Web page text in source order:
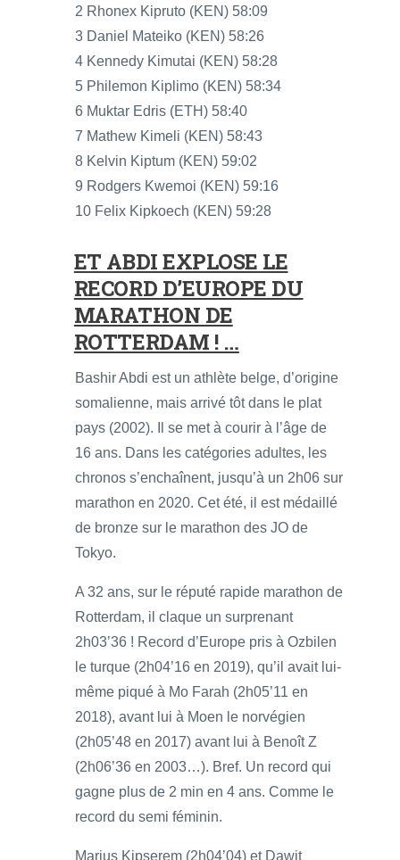
2 Rhonex Kipruto (KEN) 58:09
3 Daniel Mateiko (KEN) 58:26
4 Kennedy Kimutai (KEN) 58:28
5 Philemon Kiplimo (KEN) 58:34
6 Muktar Edris (ETH) 58:40
7 Mathew Kimeli (KEN) 58:43
8 Kelvin Kiptum (KEN) 59:02
9 Rodgers Kwemoi (KEN) 59:16
10 Felix Kipkoech (KEN) 59:28
ET ABDI EXPLOSE LE
RECORD D’EUROPE DU
MARATHON DE
ROTTERDAM ! …
Bashir Abdi est un athlète belge, d’origine
somalienne, mais arrivé tôt dans le plat
pays (2002). Il se met à courir à l’âge de
16 ans. Dans les catégories adultes, les
chronos s’enchaînent, jusqu’à un 2h06 sur
marathon en 2020. Cet été, il est médaillé
de bronze sur le marathon des JO de
Tokyo.
A 32 ans, sur le réputé rapide marathon de
Rotterdam, il claque un surprenant
2h03’36 ! Record d’Europe pris à Ozbilen
le turque (2h04’16 en 2019), qu’il avait lui-
même piqué à Mo Farah (2h05’11 en
2018), avant lui à Moen le norvégien
(2h05’48 en 2017) avant lui à Benoît Z
(2h06’36 en 2003…). Bref. Un record qui
gagne plus de 2 min en 4 ans. Comme le
record du semi féminin.
Marius Kipserem (2h04’04) et Dawit